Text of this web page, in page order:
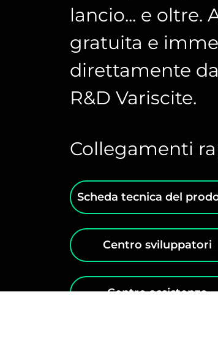
lancio... e oltre.
gratuita e
direttamente
R&D Variscite.
Collegamenti
Scheda tecnica del
Centro sviluppatori
Centro assistenza